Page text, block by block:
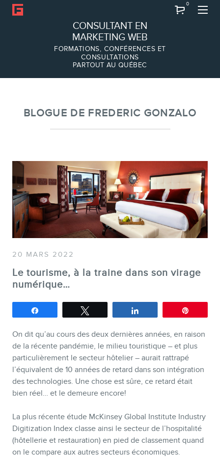
CONSULTANT EN
MARKETING WEB
FORMATIONS, CONFÉRENCES ET
CONSULTATIONS
PARTOUT AU QUÉBEC
0
À PROPOS
Équipe
SERVICES
Conférences
Formations marketing en ligne
Formations marketing de
groupe
Consultations
Audits web (SEO) et IA (GEO)
Ebooks
BLOGUE DE FREDERIC GONZALO
20 MARS 2022
Le tourisme, à la traine dans son virage
numérique…
On dit qu’au cours des deux dernières années, en raison
de la récente pandémie, le milieu touristique – et plus
particulièrement le secteur hôtelier – aurait rattrapé
l’équivalent de 10 années de retard dans son intégration
des technologies. Une chose est sûre, ce retard était
bien réel… et le demeure encore!
La plus récente étude McKinsey Global Institute Industry
Digitization Index classe ainsi le secteur de l’hospitalité
(hôtellerie et restauration) en pied de classement quand
on le compare aux autres secteurs économiques.